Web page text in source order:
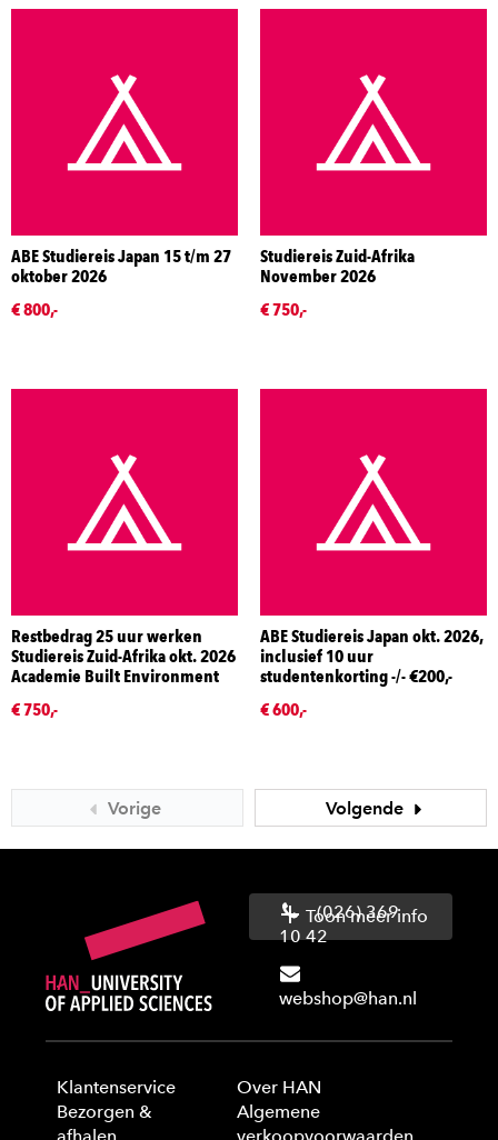
ABE Studiereis Japan 15 t/m 27
oktober 2026
€ 800,-
Studiereis Zuid-Afrika
November 2026
€ 750,-
Restbedrag 25 uur werken
Studiereis Zuid-Afrika okt. 2026
Academie Built Environment
€ 750,-
ABE Studiereis Japan okt. 2026,
inclusief 10 uur
studentenkorting -/- €200,-
€ 600,-
Vorige Volgende
(026) 369
10 42
webshop@han.nl
Toon meer info
Klantenservice
Bezorgen &
Over HAN
Algemene